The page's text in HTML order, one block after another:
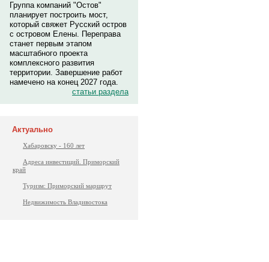
Группа компаний "Остов"
планирует построить мост,
который свяжет Русский остров
с островом Елены. Переправа
станет первым этапом
масштабного проекта
комплексного развития
территории. Завершение работ
намечено на конец 2027 года.
статьи раздела
Актуально
Хабаровску - 160 лет
Адреса инвестиций. Приморский
край
Туризм: Приморский маршрут
Недвижимость Владивостока